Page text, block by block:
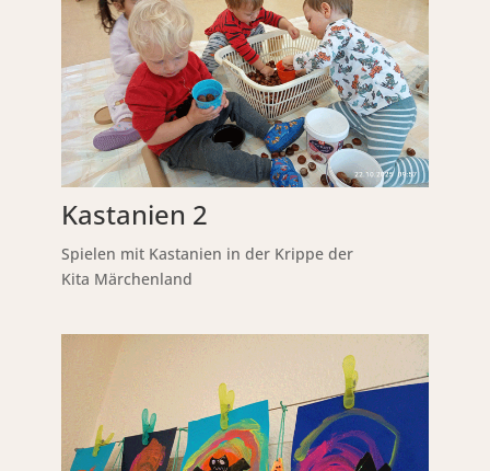
Kastanien 2
Spielen mit Kastanien in der Krippe der
Kita Märchenland